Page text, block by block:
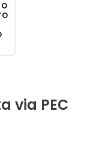
via PEC